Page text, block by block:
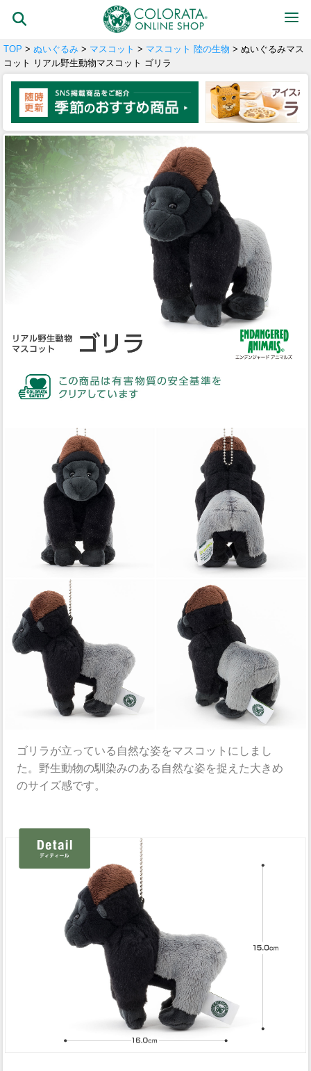
TOP > ぬいぐるみ > マスコット > マスコット 陸の生物 > ぬいぐるみマス
コット リアル野生動物マスコット ゴリラ
ゴリラが立っている自然な姿をマスコットにしまし
た。野生動物の馴染みのある自然な姿を捉えた大きめ
のサイズ感です。